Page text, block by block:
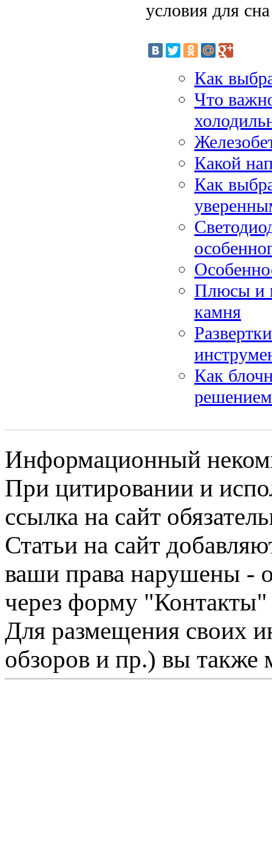
условия для
Как
Что
Какой
Как
Плюсы и
камня
Как
Информационный
При цитировании и
ссылка на сайт
Статьи на сайт
ваши права нарушены -
через форму "Контакты"
Для размещения своих
обзоров и пр.) вы также